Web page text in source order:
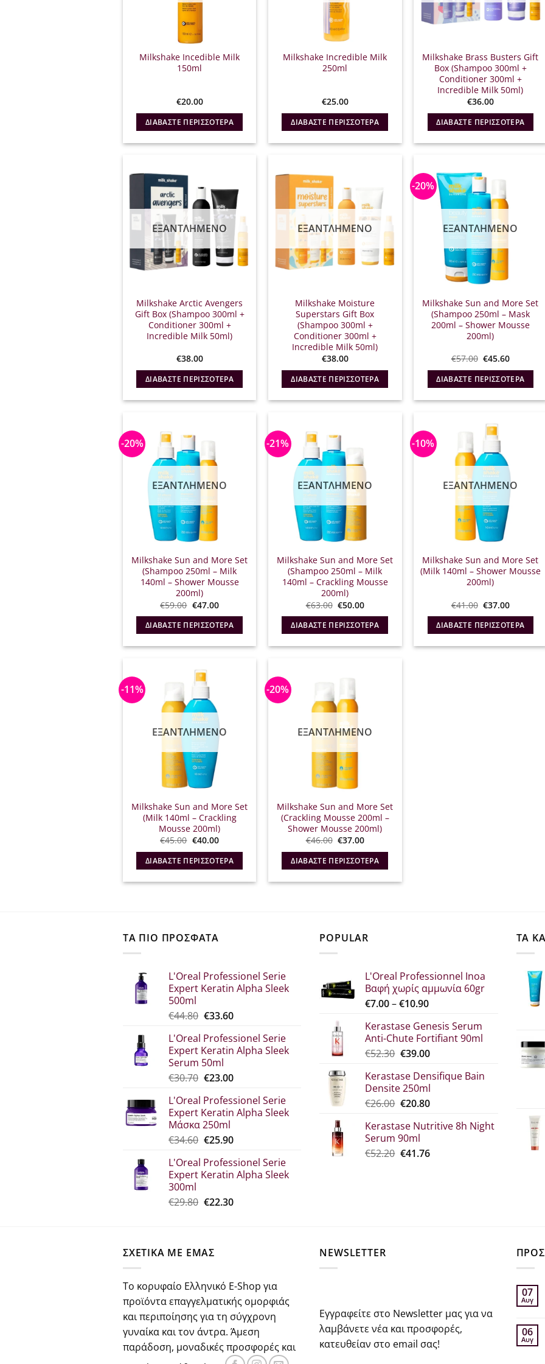
Milkshake Incedible Milk
150ml
€20.00
ΔΙΑΒΆΣΤΕ ΠΕΡΙΣΣΌΤΕΡΑ
Milkshake Incredible Milk
250ml
€25.00
ΔΙΑΒΆΣΤΕ ΠΕΡΙΣΣΌΤΕΡΑ
Milkshake Brass Busters Gift
Box (Shampoo 300ml +
Conditioner 300ml +
Incredible Milk 50ml)
€36.00
ΔΙΑΒΆΣΤΕ ΠΕΡΙΣΣΌΤΕΡΑ
ΕΞΑΝΤΛΗΜΈΝΟ
Milkshake Arctic Avengers
Gift Box (Shampoo 300ml +
Conditioner 300ml +
Incredible Milk 50ml)
€38.00
ΔΙΑΒΆΣΤΕ ΠΕΡΙΣΣΌΤΕΡΑ
ΕΞΑΝΤΛΗΜΈΝΟ
Milkshake Moisture
Superstars Gift Box
(Shampoo 300ml +
Conditioner 300ml +
Incredible Milk 50ml)
€38.00
ΔΙΑΒΆΣΤΕ ΠΕΡΙΣΣΌΤΕΡΑ
-20%
ΕΞΑΝΤΛΗΜΈΝΟ
Milkshake Sun and More Set
(Shampoo 250ml – Mask
200ml – Shower Mousse
200ml)
€57.00 Original
was:
€57.00.
€45.60Η
τιμή
είναι:
ΔΙΑΒΆΣΤΕ ΠΕΡΙΣΣΌΤΕΡΑ
-20%
ΕΞΑΝΤΛΗΜΈΝΟ
Milkshake Sun and More Set
(Shampoo 250ml – Milk
140ml – Shower Mousse
200ml)
€59.00 Original
was:
€59.00.
€47.00Η
τιμή
είναι:
ΔΙΑΒΆΣΤΕ ΠΕΡΙΣΣΌΤΕΡΑ
-21%
ΕΞΑΝΤΛΗΜΈΝΟ
Milkshake Sun and More Set
(Shampoo 250ml – Milk
140ml – Crackling Mousse
200ml)
€63.00 Original
was:
€63.00.
€50.00Η
τιμή
είναι:
ΔΙΑΒΆΣΤΕ ΠΕΡΙΣΣΌΤΕΡΑ
-10%
ΕΞΑΝΤΛΗΜΈΝΟ
Milkshake Sun and More Set
(Milk 140ml – Shower Mousse
200ml)
€41.00 Original
was:
€41.00.
€37.00Η
τιμή
είναι:
ΔΙΑΒΆΣΤΕ ΠΕΡΙΣΣΌΤΕΡΑ
-11%
ΕΞΑΝΤΛΗΜΈΝΟ
Milkshake Sun and More Set
(Milk 140ml – Crackling
Mousse 200ml)
€45.00 Original
was:
€45.00.
€40.00Η
τιμή
είναι:
ΔΙΑΒΆΣΤΕ ΠΕΡΙΣΣΌΤΕΡΑ
-20%
ΕΞΑΝΤΛΗΜΈΝΟ
Milkshake Sun and More Set
(Crackling Mousse 200ml –
Shower Mousse 200ml)
€46.00 Original
was:
€46.00.
€37.00Η
τιμή
είναι:
ΔΙΑΒΆΣΤΕ ΠΕΡΙΣΣΌΤΕΡΑ
ΤΑ ΠΙΟ ΠΡΟΣΦΑΤΑ
L'Oreal Professionel Serie
Expert Keratin Alpha Sleek
500ml
€44.80 Original
was:
€44.80.
€33.60Η
τιμή
είναι:
L'Oreal Professionel Serie
Expert Keratin Alpha Sleek
Serum 50ml
€30.70 Original
was:
€30.70.
€23.00Η
τιμή
είναι:
L'Oreal Professionel Serie
Expert Keratin Alpha Sleek
Μάσκα 250ml
€34.60 Original
was:
€34.60.
€25.90Η
τιμή
είναι:
L'Oreal Professionel Serie
Expert Keratin Alpha Sleek
300ml
€29.80 Original
€22.30Η
POPULAR
L'Oreal Professionnel Inoa
Βαφή χωρίς αμμωνία 60gr
€7.00–€10.90Price
€7.00
through
€10.90
Kerastase Genesis Serum
Anti-Chute Fortifiant 90ml
€52.30 Original
was:
€52.30.
€39.00Η
τιμή
είναι:
€39.00.
Kerastase Densifique Bain
Densite 250ml
€26.00 Original
was:
€26.00.
€20.80Η
τιμή
€20.80.
Kerastase Nutritive 8h Night
Serum 90ml
€52.20 Original
€41.76Η
ΤΑ
ΣΧΕΤΙΚΑ ΜΕ ΕΜΑΣ
Το κορυφαίο Ελληνικό E-Shop για
προϊόντα επαγγελματικής ομορφιάς
και περιποίησης για τη σύγχρονη
γυναίκα και τον άντρα. Άμεση
παράδοση, μοναδικές προσφορές και
NEWSLETTER
Εγγραφείτε στο Newsletter μας για να
λαμβάνετε νέα και προσφορές,
κατευθείαν στο email σας!
07
Αυγ
06
Αυγ